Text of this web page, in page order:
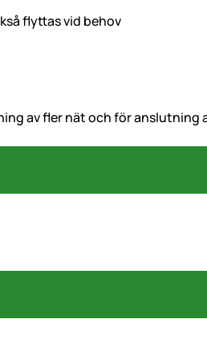
flyttas vid behov
av fler nät och för anslutning